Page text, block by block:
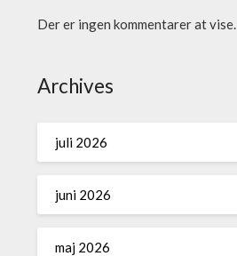
Der er ingen kommentarer at vise.
Archives
juli 2026
juni 2026
maj 2026